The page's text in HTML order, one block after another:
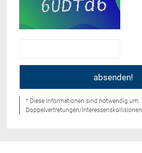
* Diese Informationen sind notwendig um
Doppelvertretungen/